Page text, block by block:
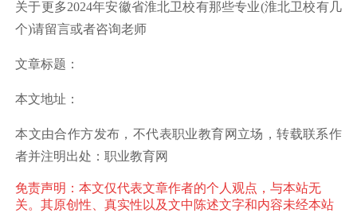
关于更多2024年安徽省淮北卫校有那些专业(淮北卫校有几
个)请留言或者咨询老师
文章标题：
本文地址：
本文由合作方发布，不代表职业教育网立场，转载联系作
者并注明出处：职业教育网
免责声明 ：本文仅代表文章作者的个人观点，与本站无
关。其原创性、真实性以及文中陈述文字和内容未经本站